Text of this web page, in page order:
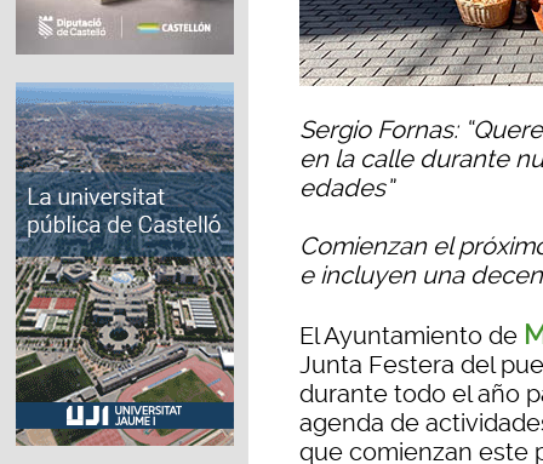
Sergio Fornas:
en la calle durante
edades”
Comienzan el
e incluyen una
El Ayuntamiento de
Junta Festera del
durante todo el año
agenda de
que comienzan este